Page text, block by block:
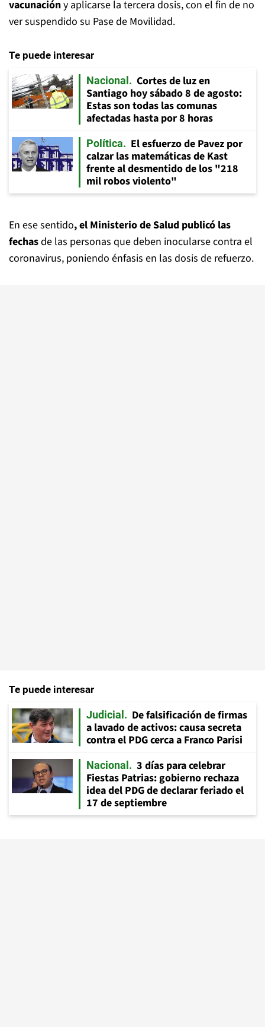
vacunacióny aplicarse la tercera dosis, con el fin de no
ver suspendido su Pase de Movilidad.
Te puede interesar
Nacional
Cortes de luz en
Santiago hoy sábado 8 de agosto:
Estas son todas las comunas
afectadas hasta por 8 horas
Política
El esfuerzo de Pavez por
calzar las matemáticas de Kast
frente al desmentido de los "218
mil robos violento"
En ese sentido, el Ministerio de Salud publicó las
fechasde las personas que deben inocularse contra el
coronavirus, poniendo énfasis en las dosis de refuerzo.
Te puede interesar
Judicial
De falsificación de firmas
a lavado de activos: causa secreta
contra el PDG cerca a Franco Parisi
Nacional
3 días para celebrar
Fiestas Patrias: gobierno rechaza
idea del PDG de declarar feriado el
17 de septiembre